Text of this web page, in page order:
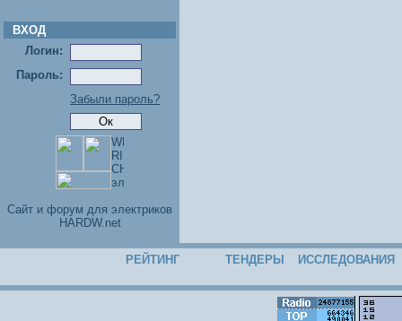
ВХОД
Логин:
Пароль:
Забыли пароль?
Cайт и форум для электриков
HARDW.net
РЕЙТИНГ ТЕНДЕРЫ ИССЛЕДОВАНИЯ